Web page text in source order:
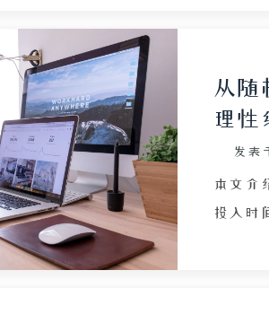
会并
入法的入口，且即使从输入法列表
进程仍持续运行，导致直接删除文
终通过搜索找到解决方案，先退出
理进程，再使用快捷键 Command +
/Library/Input Methods 目录，将
并清空，完成卸载。文章还反思了
上的适用性，指出在 Linux 生态中
用的输入法，但在 macOS 上，微信
、跨设备同步和云词库方面更胜一
从随
理性
发表
本文介
投入时
成熟